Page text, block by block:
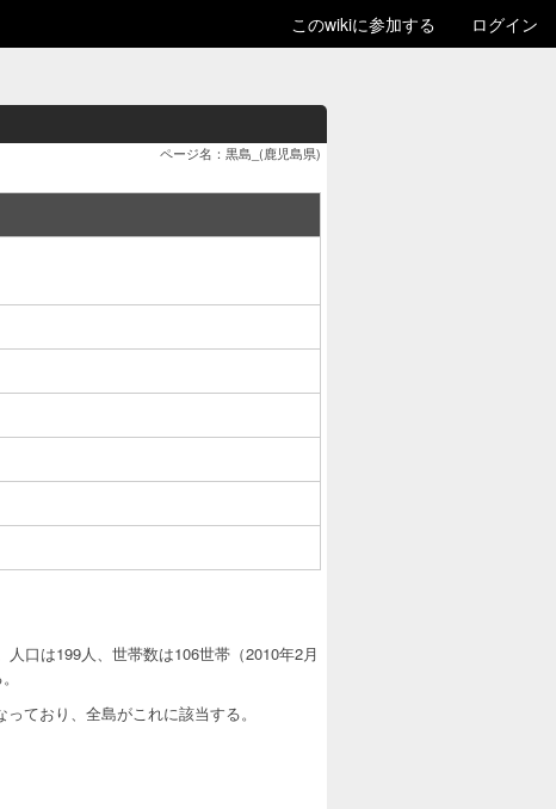
このwikiに参加する ログイン
ページ名：黒島_(鹿児島県)
口は199人、世帯数は106世帯（2010年2月
ており、全島がこれに該当する。